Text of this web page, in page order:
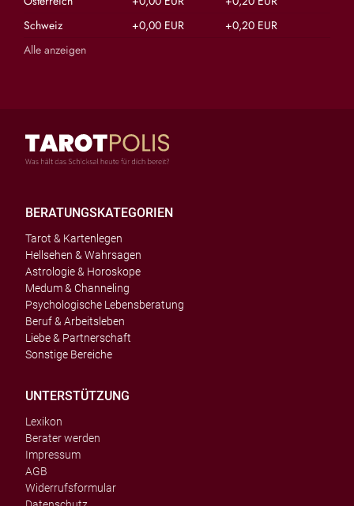
Schweiz
+0,00 EUR
+0,20 EUR
Alle anzeigen
BERATUNGSKATEGORIEN
Tarot & Kartenlegen
Hellsehen & Wahrsagen
Astrologie & Horoskope
Medum & Channeling
Psychologische Lebensberatung
Beruf & Arbeitsleben
Liebe & Partnerschaft
Sonstige Bereiche
UNTERSTÜTZUNG
Lexikon
Berater werden
Impressum
AGB
Widerrufsformular